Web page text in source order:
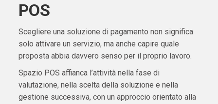
POS
Scegliere una soluzione di pagamento non significa
solo attivare un servizio, ma anche capire quale
proposta abbia davvero senso per il proprio lavoro.
Spazio POS affianca l’attività nella fase di
valutazione, nella scelta della soluzione e nella
gestione successiva, con un approccio orientato alla